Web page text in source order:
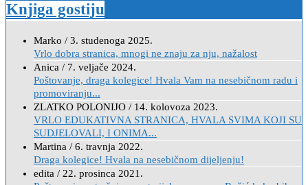
Knjiga gostiju
Marko / 3. studenoga 2025.
Vrlo dobra stranica, mnogi ne znaju za nju, nažalost
Anica / 7. veljače 2024.
Poštovanje, draga kolegice! Hvala Vam na nesebičnom radu i
promoviranju...
ZLATKO POLONIJO / 14. kolovoza 2023.
VRLO EDUKATIVNA STRANICA, HVALA SVIMA KOJI SU
SUDJELOVALI, I ONIMA...
Martina / 6. travnja 2022.
Draga kolegice! Hvala na nesebičnom dijeljenju!
edita / 22. prosinca 2021.